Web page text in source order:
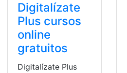
Digitalízate
Plus cursos
online
gratuitos
Digitalízate Plus